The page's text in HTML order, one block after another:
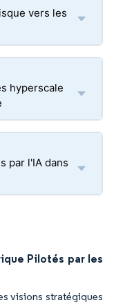
vers les
hyperscale
par l'IA dans
Pilotés par les
visions stratégiques